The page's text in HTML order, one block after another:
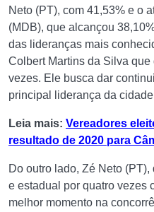
Neto (PT), com 41,53% e o
(MDB), que alcançou
das lideranças mais
Colbert Martins da Silva
vezes. Ele busca dar
principal liderança da
Leia mais: Vereadores
resultado de 2020 para
Do outro lado, Zé Neto
e estadual por quatro vezes
melhor momento na